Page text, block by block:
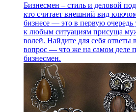
Бизнесмен – стиль и деловой
кто считает внешний вид
бизнесе — это в первую очередь
к любым ситуациям присуща
волей. Найдите для себя ответы
вопрос — что же на самом деле
бизнесмен.